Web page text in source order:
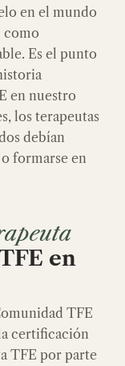
en el mundo
como
Es el punto
en nuestro
los terapeutas
debían
formarse en
en
TFE
certificación
TFE por parte